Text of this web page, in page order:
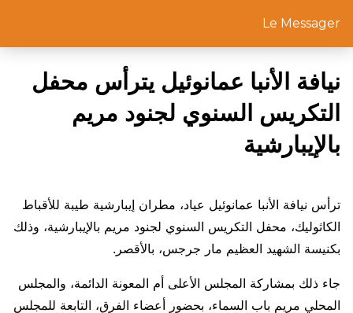
Le Messager
نيافة الأنبا عمانوئيل يترأس محفل
التكريس السنوي لجنود مريم
بالإيبارشية
ترأس نيافة الأنبا عمانوئيل عياد، مطران إيبارشية طيبة للأقباط
الكاثوليك، محفل التكريس السنوي لجنود مريم بالإيبارشية، وذلك
بكنيسة الشهيد العظيم مار جرجس، بالأقصر.
جاء ذلك بمشاركة المجلس الأعلى أم المعونة الدائمة، والمجلس
المحلي مريم باب السماء، بحضور أعضاء الفرق، التابعة للمجلس